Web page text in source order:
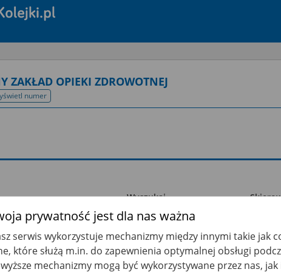
ZAKŁAD OPIEKI ZDROWOTNEJ
numer
telefonu
Wyszukaj
prywatność jest dla nas ważna
serwis wykorzystuje mechanizmy między innymi takie jak
które służą m.in. do zapewnienia optymalnej obsługi
mechanizmy mogą być wykorzystywane przez nas,